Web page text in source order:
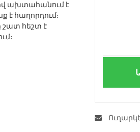
ախտահանում է
է հաղորդում։
շատ հեշտ է